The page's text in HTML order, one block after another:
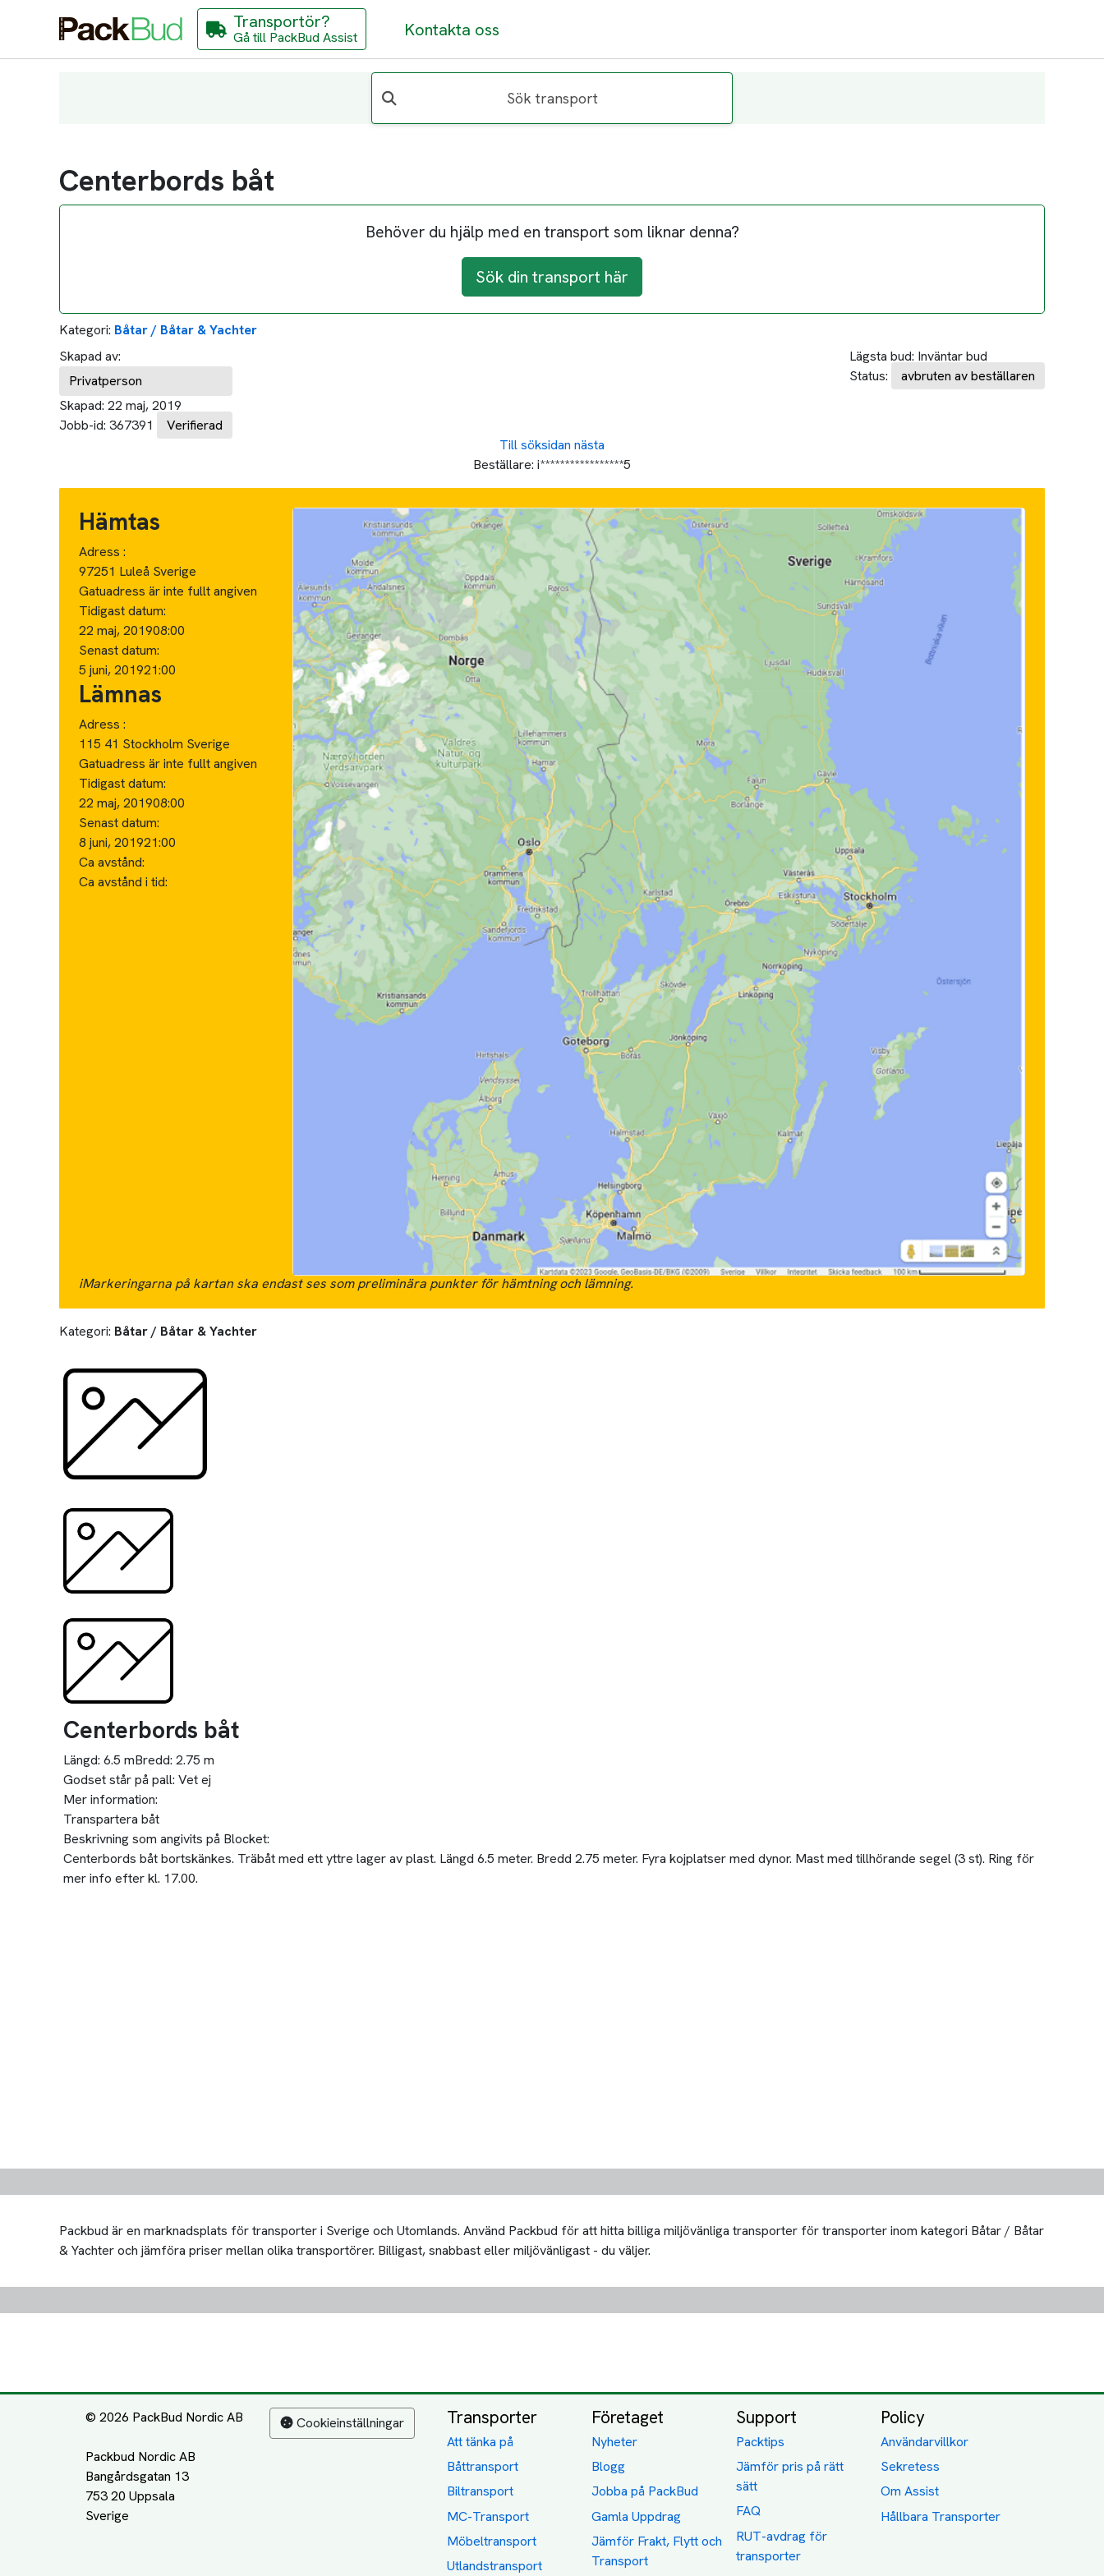
Transportör?
Gå till PackBud Assist Kontakta oss
Sök transport
Centerbords båt
Behöver du hjälp med en transport som liknar denna?
Sök din transport här
Kategori: Båtar / Båtar & Yachter
Skapad av:
Privatperson
Skapad: 22 maj, 2019
Jobb-id: 367391 Verifierad
Lägsta bud: Inväntar bud
Status:
avbruten av beställaren
Till söksidan nästa
Beställare: i*****************5
Hämtas
Adress :
97251 Luleå Sverige
Gatuadress är inte fullt angiven
Tidigast datum:
22 maj, 201908:00
Senast datum:
5 juni, 201921:00
Lämnas
Adress :
115 41 Stockholm Sverige
Gatuadress är inte fullt angiven
Tidigast datum:
22 maj, 201908:00
Senast datum:
8 juni, 201921:00
Ca avstånd:
Ca avstånd i tid:
iMarkeringarna på kartan ska endast ses som preliminära punkter för hämtning och lämning.
Kategori: Båtar / Båtar & Yachter
Centerbords båt
Längd: 6.5 mBredd: 2.75 m
Godset står på pall: Vet ej
Mer information:
Transpartera båt
Beskrivning som angivits på Blocket:
Centerbords båt bortskänkes. Träbåt med ett yttre lager av plast. Längd 6.5 meter. Bredd 2.75 meter. Fyra kojplatser med dynor. Mast med tillhörande segel (3 st). Ring för
mer info efter kl. 17.00.
Packbud är en marknadsplats för transporter i Sverige och Utomlands. Använd Packbud för att hitta billiga miljövänliga transporter för transporter inom kategori Båtar / Båtar
& Yachter och jämföra priser mellan olika transportörer. Billigast, snabbast eller miljövänligast - du väljer.
© 2026 PackBud Nordic AB
Packbud Nordic AB
Bangårdsgatan 13
753 20 Uppsala
Cookieinställningar Transporter
Att tänka på
Båttransport
Biltransport
MC-Transport
Möbeltransport
Utlandstransport
Företaget
Nyheter
Blogg
Jobba på PackBud
Gamla Uppdrag
Jämför Frakt, Flytt och
Transport
Support
Packtips
Jämför pris på rätt
sätt
FAQ
RUT-avdrag för
transporter
Policy
Användarvillkor
Sekretess
Om Assist
Hållbara Transporter